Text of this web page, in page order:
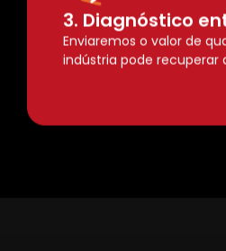
3. Diagnóstico
Enviaremos o valor de
indústria pode recuperar